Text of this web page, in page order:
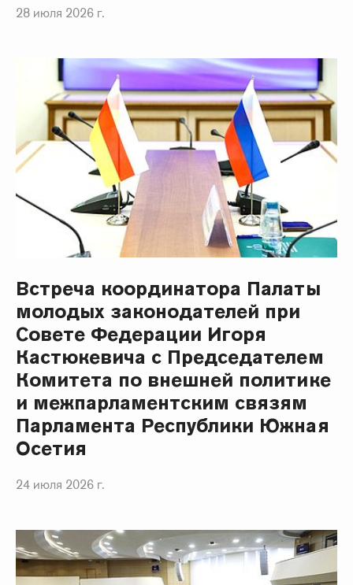
28 июля 2026 г.
Встреча координатора Палаты
молодых законодателей при
Совете Федерации Игоря
Кастюкевича с Председателем
Комитета по внешней политике
и межпарламентским связям
Парламента Республики Южная
Осетия
24 июля 2026 г.